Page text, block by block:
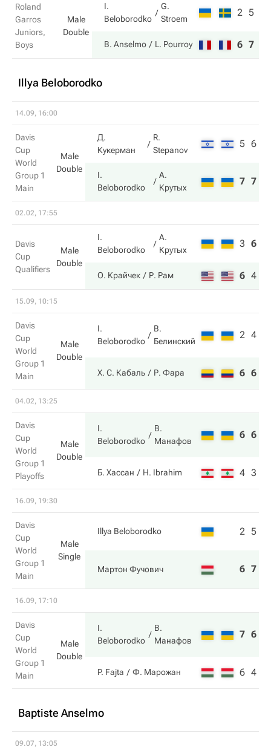
Roland
Garros
Juniors,
Boys
Male
Double
I.
Beloborodko
G.
Stroem
2 5
B. Anselmo L. Pourroy 6 7
Illya Beloborodko
14.09, 16:00
Davis
Cup
World
Group 1
Main
Male
Double
Д.
Кукерман
R.
Stepanov
5 6
I.
Beloborodko
А.
Крутых
7 7
02.02, 17:55
Davis
Cup
Qualifiers
Male
Double
I.
Beloborodko
А.
Крутых
3 6
О. Крайчек Р. Рам 6 4
15.09, 10:15
Davis
Cup
World
Group 1
Main
Male
Double
I.
Beloborodko
В.
Белинский
2 4
Х. С. Кабаль Р. Фара 6 6
04.02, 13:25
Davis
Cup
World
Group 1
Playoffs
Male
Double
I.
Beloborodko
В.
Манафов
6 6
Б. Хассан H. Ibrahim 4 3
16.09, 19:30
Davis
Cup
World
Group 1
Main
Male
Single
Illya Beloborodko 2 5
Мартон Фучович 6 7
16.09, 17:10
Davis
Cup
World
Group 1
Main
Male
Double
I.
Beloborodko
В.
Манафов
7 6
P. Fajta Ф. Марожан 6 4
Baptiste Anselmo
09.07, 13:05